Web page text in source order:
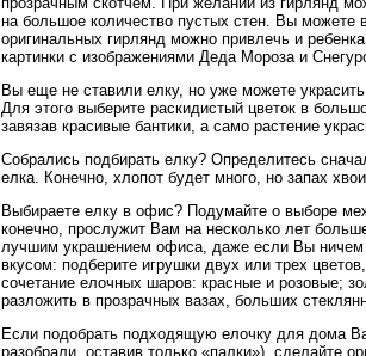
на большое количество пустых стен. Вы можете
оригинальных гирлянд можно привлечь и
картинки с изображениями Деда Мороза и
Вы еще не ставили елку, но уже можете
Для этого выберите раскидистый цветок в
завязав красивые бантики, а само растение
Собрались подбирать елку? Определитесь
елка. Конечно, хлопот будет много, но запах
Выбираете елку в офис? Подумайте о выборе
конечно, прослужит Вам на несколько лет
лучшим украшением офиса, даже если Вы ничем
вкусом: подберите игрушки двух или трех
сочетание елочных шаров: красные и розовые;
разложить в прозрачных вазах, больших
Если подобрать подходящую елочку для дома
разобрали, оставив только «палки»), сделайте